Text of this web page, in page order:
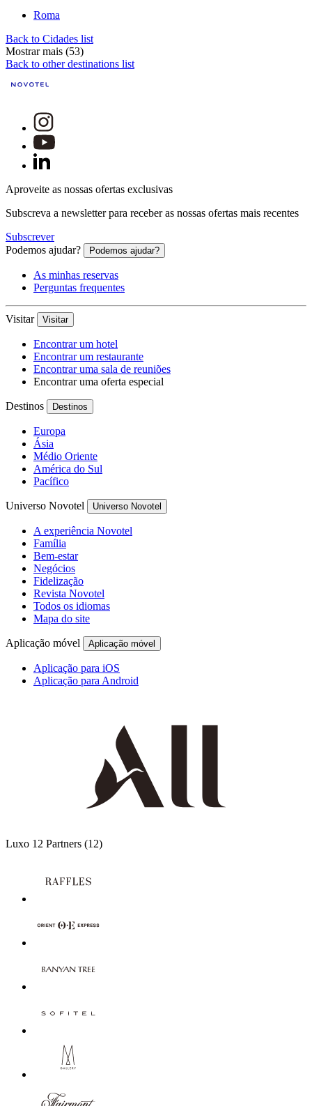
Roma
Back to Cidades list
Mostrar mais (53)
Back to other destinations list
Aproveite as nossas ofertas exclusivas
Subscreva a newsletter para receber as nossas ofertas mais recentes
Subscrever
Podemos ajudar?
Podemos ajudar?
As minhas reservas
Perguntas frequentes
Visitar Visitar
Encontrar um hotel
Encontrar um restaurante
Encontrar uma sala de reuniões
Encontrar uma oferta especial
Destinos Destinos
Europa
Ásia
Médio Oriente
América do Sul
Pacífico
Universo Novotel Universo Novotel
A experiência Novotel
Família
Bem-estar
Negócios
Fidelização
Revista Novotel
Todos os idiomas
Mapa do site
Aplicação móvel Aplicação móvel
Aplicação para iOS
Aplicação para Android
Luxo 12 Partners (12)